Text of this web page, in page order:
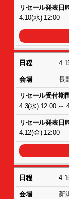
4.10(水) 12:00
長
4.3(水) 12:00 ～
4.12(金) 12:00
新